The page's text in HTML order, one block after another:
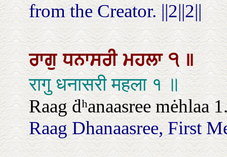
from the Creator. ||2||2||
ਰਾਗੁਧਨਾਸਰੀਮਹਲਾ੧॥
रागु धनासरी महला १ ॥
Raag ḋʰanaasree mėhlaa
Raag Dhanaasree, First